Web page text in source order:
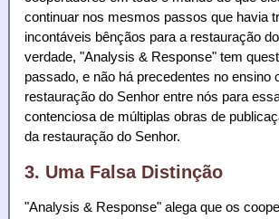
continuar nos mesmos passos que havia
incontáveis bênçãos para a restauração
verdade, "Analysis & Response" tem
passado, e não há precedentes no ensino
restauração do Senhor entre nós para
contenciosa de múltiplas obras de
da restauração do Senhor.
3. Uma Falsa Distinção
"Analysis & Response" alega que os